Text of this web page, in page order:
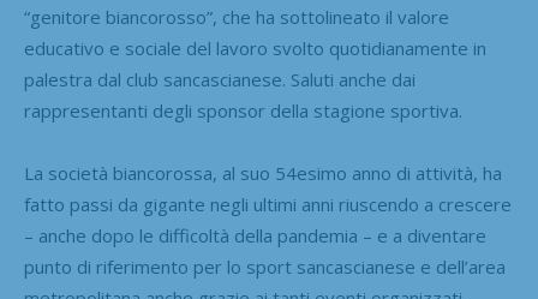
“genitore biancorosso”, che ha sottolineato il valore
educativo e sociale del lavoro svolto quotidianamente in
palestra dal club sancascianese. Saluti anche dai
rappresentanti degli sponsor della stagione sportiva.
La società biancorossa, al suo 54esimo anno di attività, ha
fatto passi da gigante negli ultimi anni riuscendo a crescere
– anche dopo le difficoltà della pandemia – e a diventare
punto di riferimento per lo sport sancascianese e dell’area